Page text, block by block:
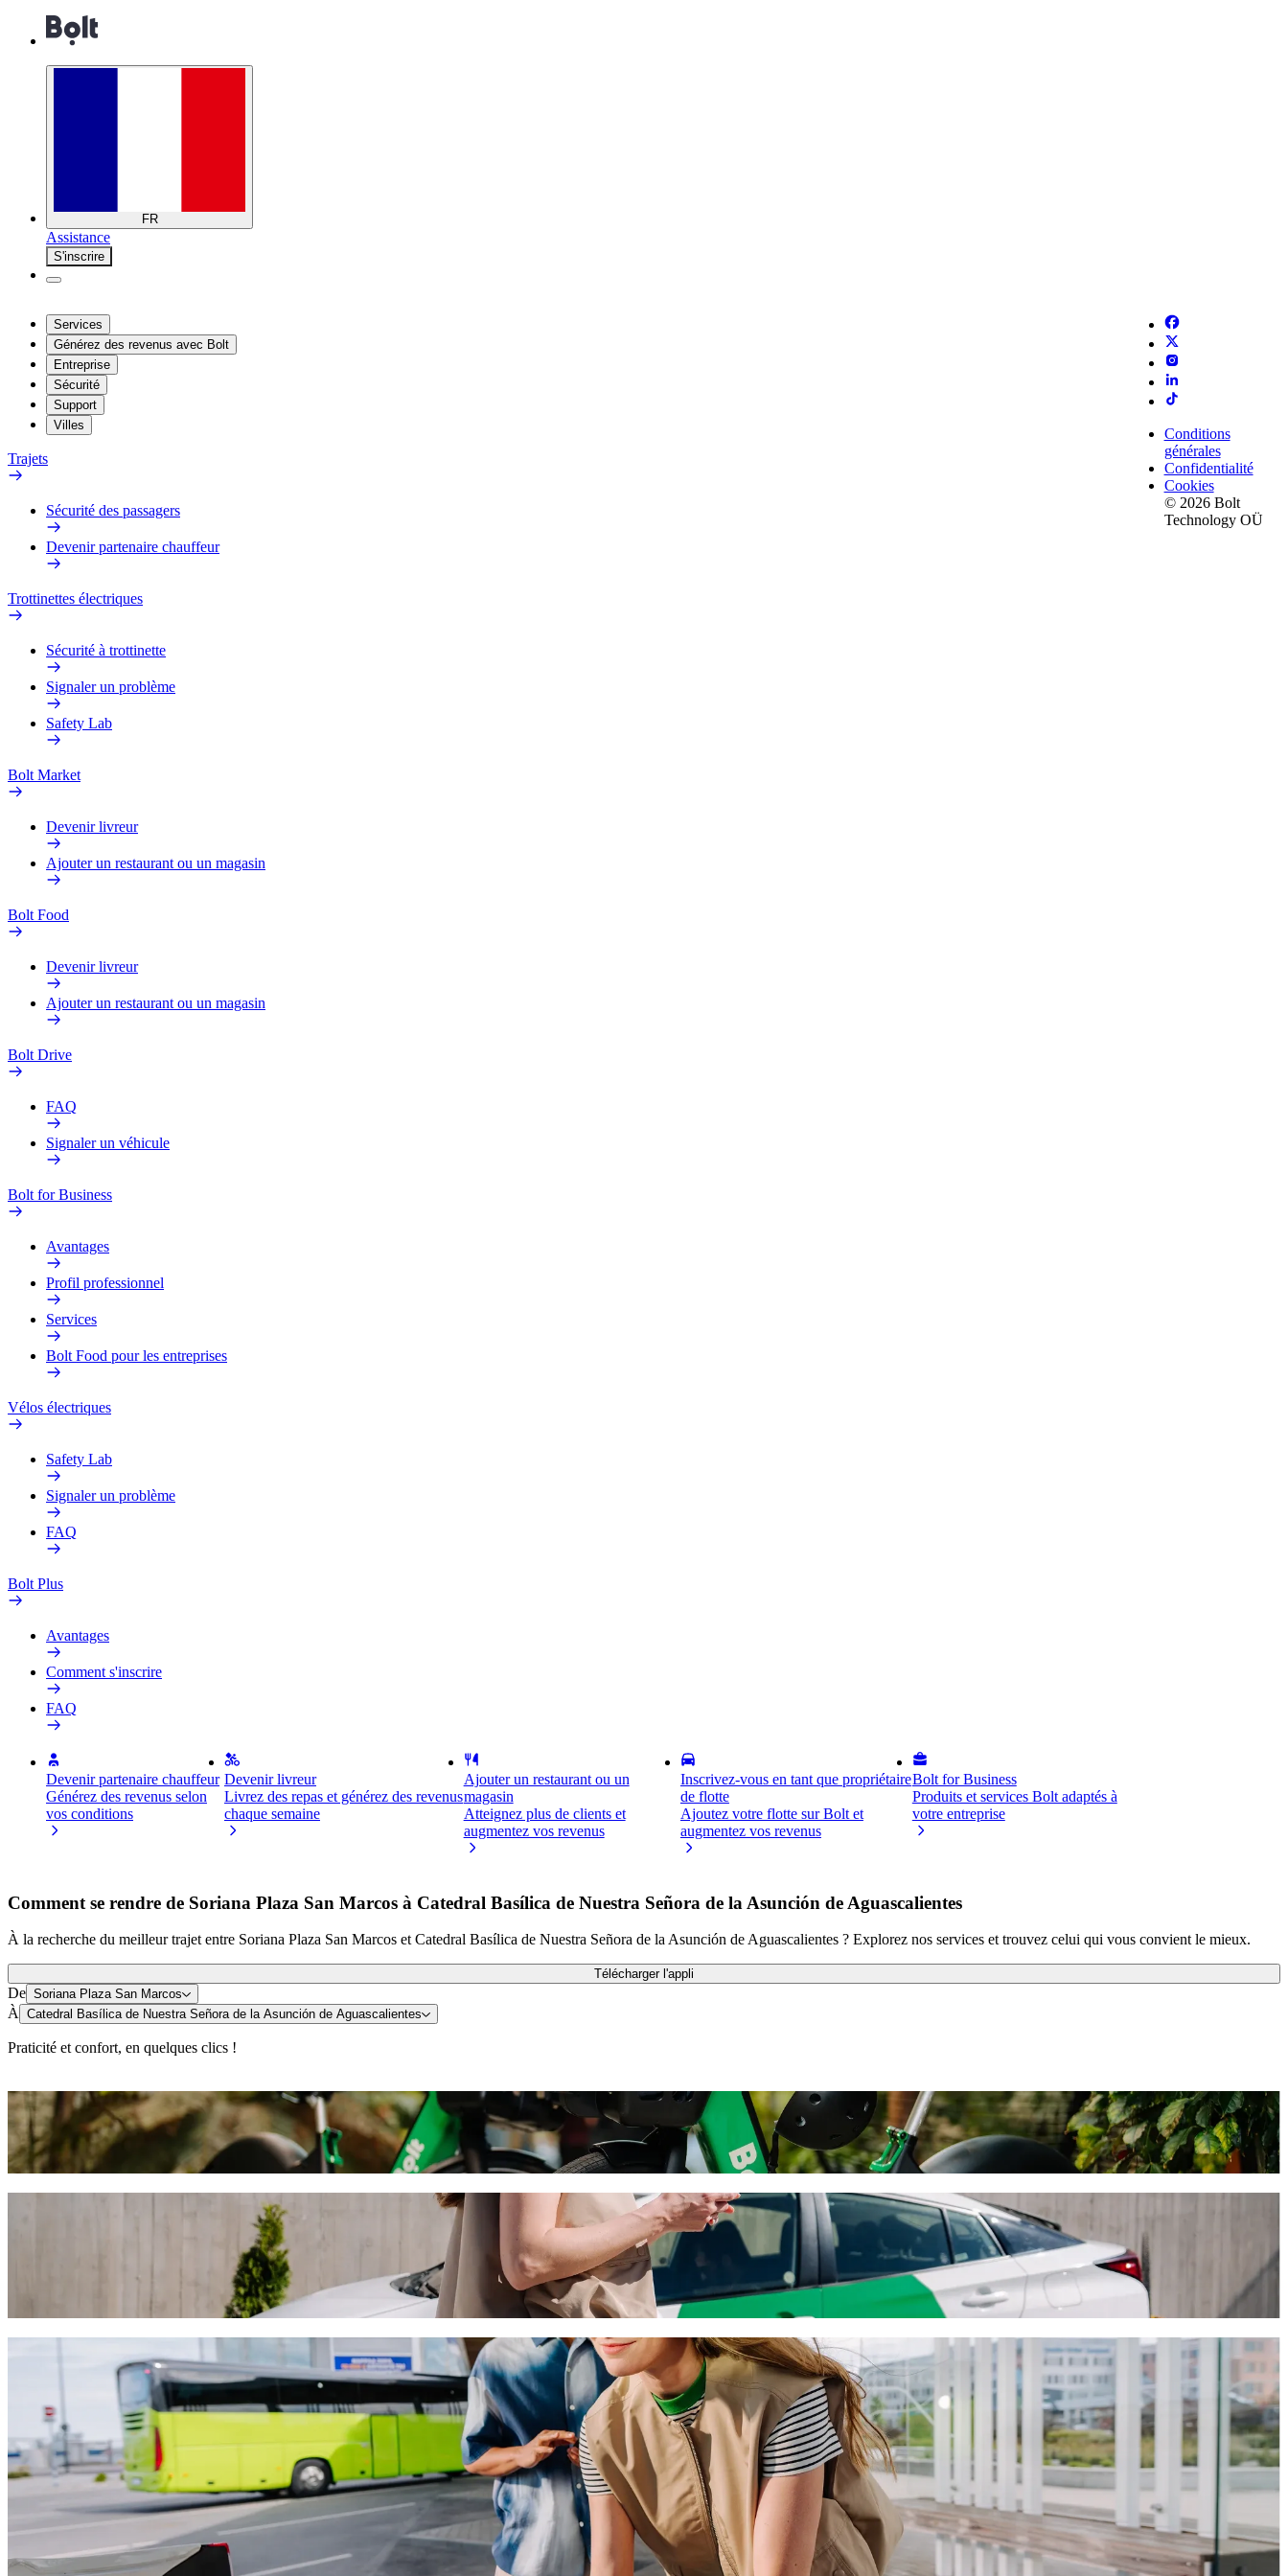
FR
Assistance
S'inscrire
Services
Générez des revenus avec Bolt
Entreprise
Sécurité
Support
Villes
Trajets
Sécurité des passagers
Devenir partenaire chauffeur
Trottinettes électriques
Sécurité à trottinette
Signaler un problème
Safety Lab
Bolt Market
Devenir livreur
Ajouter un restaurant ou un magasin
Bolt Food
Devenir livreur
Ajouter un restaurant ou un magasin
Bolt Drive
FAQ
Signaler un véhicule
Bolt for Business
Avantages
Profil professionnel
Services
Bolt Food pour les entreprises
Vélos électriques
Safety Lab
Signaler un problème
FAQ
Bolt Plus
Avantages
Comment s'inscrire
FAQ
Devenir partenaire chauffeur
Générez des revenus selon
vos conditions
Devenir livreur
Livrez des repas et générez des revenus
chaque semaine
Ajouter un restaurant ou un
magasin
Atteignez plus de clients et
augmentez vos revenus
Inscrivez-vous en tant que propriétaire
de flotte
Ajoutez votre flotte sur Bolt et
augmentez vos revenus
Bolt for Business
Produits et services Bolt adaptés à
votre entreprise
Conditions
générales
Confidentialité
Cookies
© 2026 Bolt
Technology OÜ
Comment se rendre de Soriana Plaza San Marcos à Catedral Basílica de Nuestra Señora de la Asunción de Aguascalientes
À la recherche du meilleur trajet entre Soriana Plaza San Marcos et Catedral Basílica de Nuestra Señora de la Asunción de Aguascalientes ? Explorez nos services et trouvez celui qui vous convient le mieux.
Télécharger l'appli
De Soriana Plaza San Marcos
À Catedral Basílica de Nuestra Señora de la Asunción de Aguascalientes
Praticité et confort, en quelques clics !
Trottinette ou vélo électrique
Déplacez-vous à Aguascalientes à trottinette ou à vélo électrique
Télécharger l'appli Bolt
Déplacez-vous de Soriana Plaza San Marcos à Catedral Basílica de Nuestra Señora de la Asunción de Aguascalientes avec le
transport avec chauffeur Bolt
Nous vous recommandons de choisir le transport avec chauffeur Bolt si vous recherchez le meilleur prix pour aller à Catedral Basílica de Nuestra Señora de la Asunción de Aguascalientes. Avec Bolt, ce trajet
prendra environ 9 min et coûtera environ 40,00 $MX MXN. Quel que soit votre besoin, nous trouverons le véhicule idéal pour vous.
Services Bolt pour vous déplacer de Soriana Plaza San Marcos à Catedral Basílica de Nuestra Señora de la Asunción de
Aguascalientes
Beaucoup de bagages ? Réservez nos Vans pouvant accueillir jusqu'à 6 personnes.
Besoin d'arriver avec élégance ? Essayez les voitures premium de Bolt.
Vous voyagez avec des enfants ? Commandez un trajet pratique dans une voiture équipée d'un siège enfant.
Votre animal de compagnie vous accompagne ? Essayez nos trajets acceptant les animaux.
Besoin d'assistance supplémentaire ? Les véhicules de notre catégorie Assistance sont accessibles aux fauteuils roulants (WAV).
Des trajets abordables ? Profitez de voitures compactes à petits prix avec la catégorie Economy.